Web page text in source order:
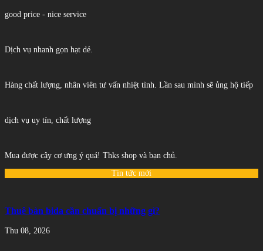
good price - nice service
Dịch vụ nhanh gọn hạt dẻ.
Hàng chất lượng, nhân viên tư vấn nhiệt tình. Lần sau mình sẽ ủng hộ tiếp
dịch vụ uy tín, chất lượng
Mua được cây cơ ưng ý quá! Thks shop và bạn chủ.
Tin tức mới
Thuê bàn bida cần chuẩn bị những gì?
Thu 08, 2026